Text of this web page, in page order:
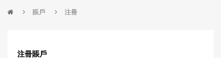
賬戶 注冊
注冊賬戶